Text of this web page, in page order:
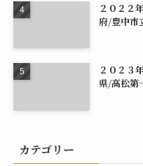
２０２２
府/豊中市
２０２３
県/高松第
カテゴリー